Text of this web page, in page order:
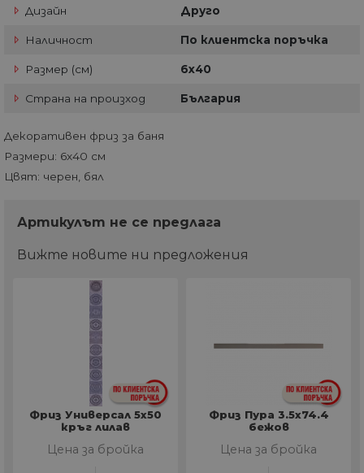
Дизайн Друго
Наличност По клиентска поръчка
Размер (см) 6х40
Страна на произход България
Декоративен фриз за баня
Размери: 6x40 см
Цвят: черен, бял
Артикулът не се предлага
Вижте новите ни предложения
Фриз Универсал 5x50
кръг лилав
Цена за бройка
Фриз Пура 3.5x74.4
бежов
Цена за бройка